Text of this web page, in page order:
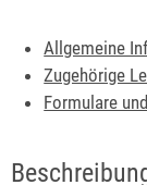
Allgemeine
Zugehörige
Formulare